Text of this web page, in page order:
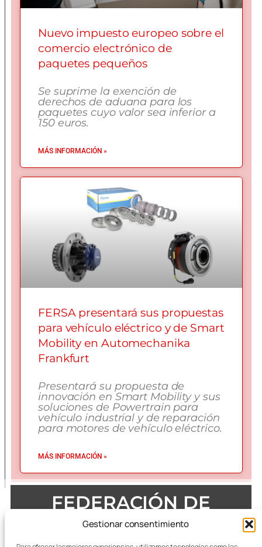
Gestionar consentimiento
Nuevo impuesto europeo sobre el
comercio electrónico de
paquetes pequeños
Se suprime la exención de
derechos de aduana para los
paquetes cuyo valor sea inferior a
150 euros.
MÁS INFORMACIÓN »
FERSA presentará sus propuestas
para vehículo eléctrico y de Smart
Mobility en Automechanika
Frankfurt
Presentará su propuesta de
innovación en Smart Mobility y sus
soluciones de Powertrain para
vehículo industrial y de reparación
para motores de vehículo eléctrico.
MÁS INFORMACIÓN »
FEDERACIÓN DE
EMPRESAS DEL METAL
DE ZARAGOZA